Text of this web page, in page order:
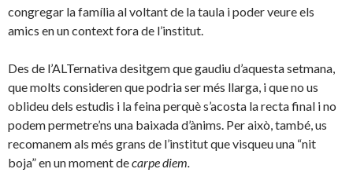
congregar la família al voltant de la taula i poder veure els
amics en un context fora de l’institut.
Des de l’ALTernativa desitgem que gaudiu d’aquesta setmana,
que molts consideren que podria ser més llarga, i que no us
oblideu dels estudis i la feina perquè s’acosta la recta final i no
podem permetre’ns una baixada d’ànims. Per això, també, us
recomanem als més grans de l’institut que visqueu una “nit
boja” en un moment decarpe diem.